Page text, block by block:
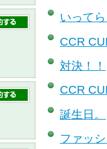
いって
CCR
対決！！
CCR
誕生日。
ファッ